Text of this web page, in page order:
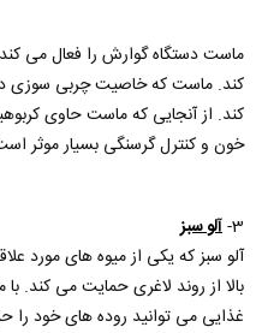
ماست دستگاه گوارش را فعال می
کند. ماست که خاصیت چربی سوزی
کند. از آنجایی که ماست حاوی
خون و کنترل گرسنگی بسیار موثر
3- آلو سبز
آلو سبز که یکی از میوه های مورد
غذایی می توانید روده های خود را